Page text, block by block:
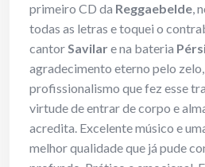
primeiro CD da Reggaebelde,
todas as letras e toquei o
cantorSavilare na bateria
agradecimento eterno pelo
profissionalismo que fez esse
virtude de entrar de corpo e
acredita. Excelente músico e
melhor qualidade que já pude